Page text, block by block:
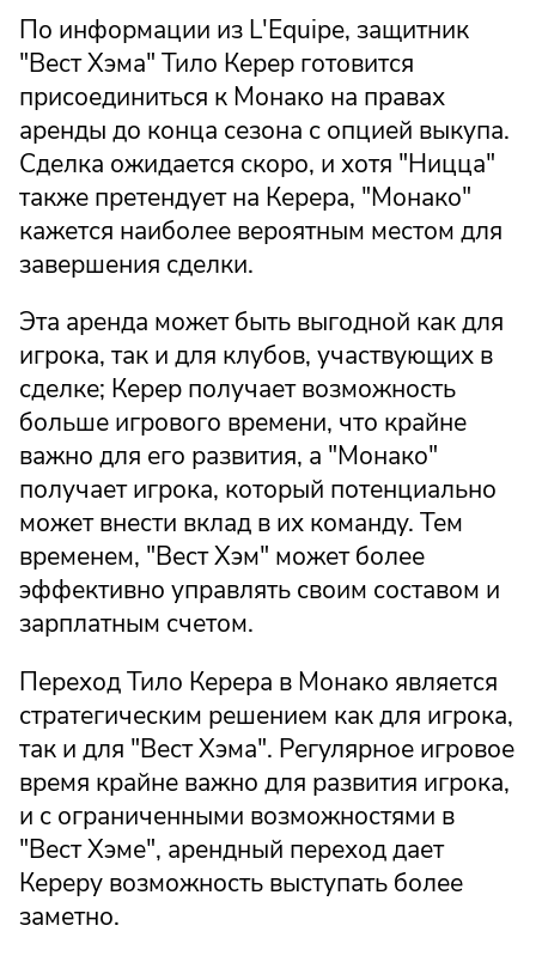
По информации из L'Equipe, защитник
"Вест Хэма" Тило Керер готовится
присоединиться к Монако на правах
аренды до конца сезона с опцией выкупа.
Сделка ожидается скоро, и хотя "Ницца"
также претендует на Керера, "Монако"
кажется наиболее вероятным местом для
завершения сделки.
Эта аренда может быть выгодной как для
игрока, так и для клубов, участвующих в
сделке; Керер получает возможность
больше игрового времени, что крайне
важно для его развития, а "Монако"
получает игрока, который потенциально
может внести вклад в их команду. Тем
временем, "Вест Хэм" может более
эффективно управлять своим составом и
зарплатным счетом.
Переход Тило Керера в Монако является
стратегическим решением как для игрока,
так и для "Вест Хэма". Регулярное игровое
время крайне важно для развития игрока,
и с ограниченными возможностями в
"Вест Хэме", арендный переход дает
Кереру возможность выступать более
заметно.